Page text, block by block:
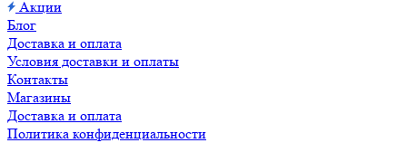
Акции
Блог
Доставка и оплата
Условия доставки и оплаты
Контакты
Магазины
Доставка и оплата
Политика конфиденциальности